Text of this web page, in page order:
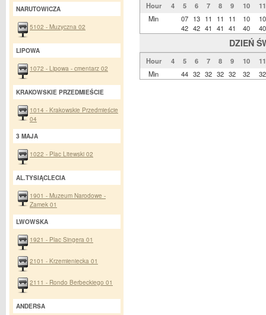
Hour 4 5 6 7 8 9 10
11
Min
07
42
13
42
11
41
11
41
11
41
10
40
10
40
DZIEŃ
Hour 4 5 6 7 8 9 10
11
Min
44 32 32 32 32 32 32
NARUTOWICZA
5102 - Muzyczna 02
LIPOWA
1072 - Lipowa - cmentarz 02
KRAKOWSKIE PRZEDMIEŚCIE
1014 - Krakowskie Przedmieście
04
3 MAJA
1022 - Plac Litewski 02
AL.TYSIĄCLECIA
1901 - Muzeum Narodowe -
Zamek 01
LWOWSKA
1921 - Plac Singera 01
2101 - Krzemieniecka 01
2111 - Rondo Berbeckiego 01
ANDERSA